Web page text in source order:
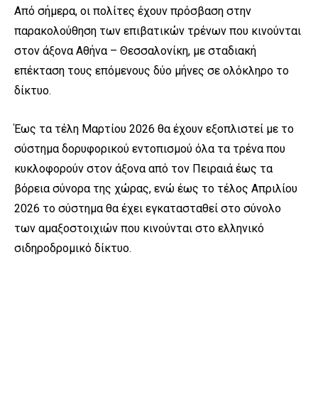
Από σήμερα, οι πολίτες έχουν πρόσβαση στην
παρακολούθηση των επιβατικών τρένων που κινούνται
στον άξονα Αθήνα – Θεσσαλονίκη, με σταδιακή
επέκταση τους επόμενους δύο μήνες σε ολόκληρο το
δίκτυο.
Έως τα τέλη Μαρτίου 2026 θα έχουν εξοπλιστεί με το
σύστημα δορυφορικού εντοπισμού όλα τα τρένα που
κυκλοφορούν στον άξονα από τον Πειραιά έως τα
βόρεια σύνορα της χώρας, ενώ έως το τέλος Απριλίου
2026 το σύστημα θα έχει εγκατασταθεί στο σύνολο
των αμαξοστοιχιών που κινούνται στο ελληνικό
σιδηροδρομικό δίκτυο.